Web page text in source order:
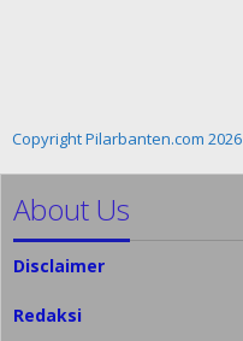
Copyright Pilarbanten.com 2026
About Us
Disclaimer
Redaksi